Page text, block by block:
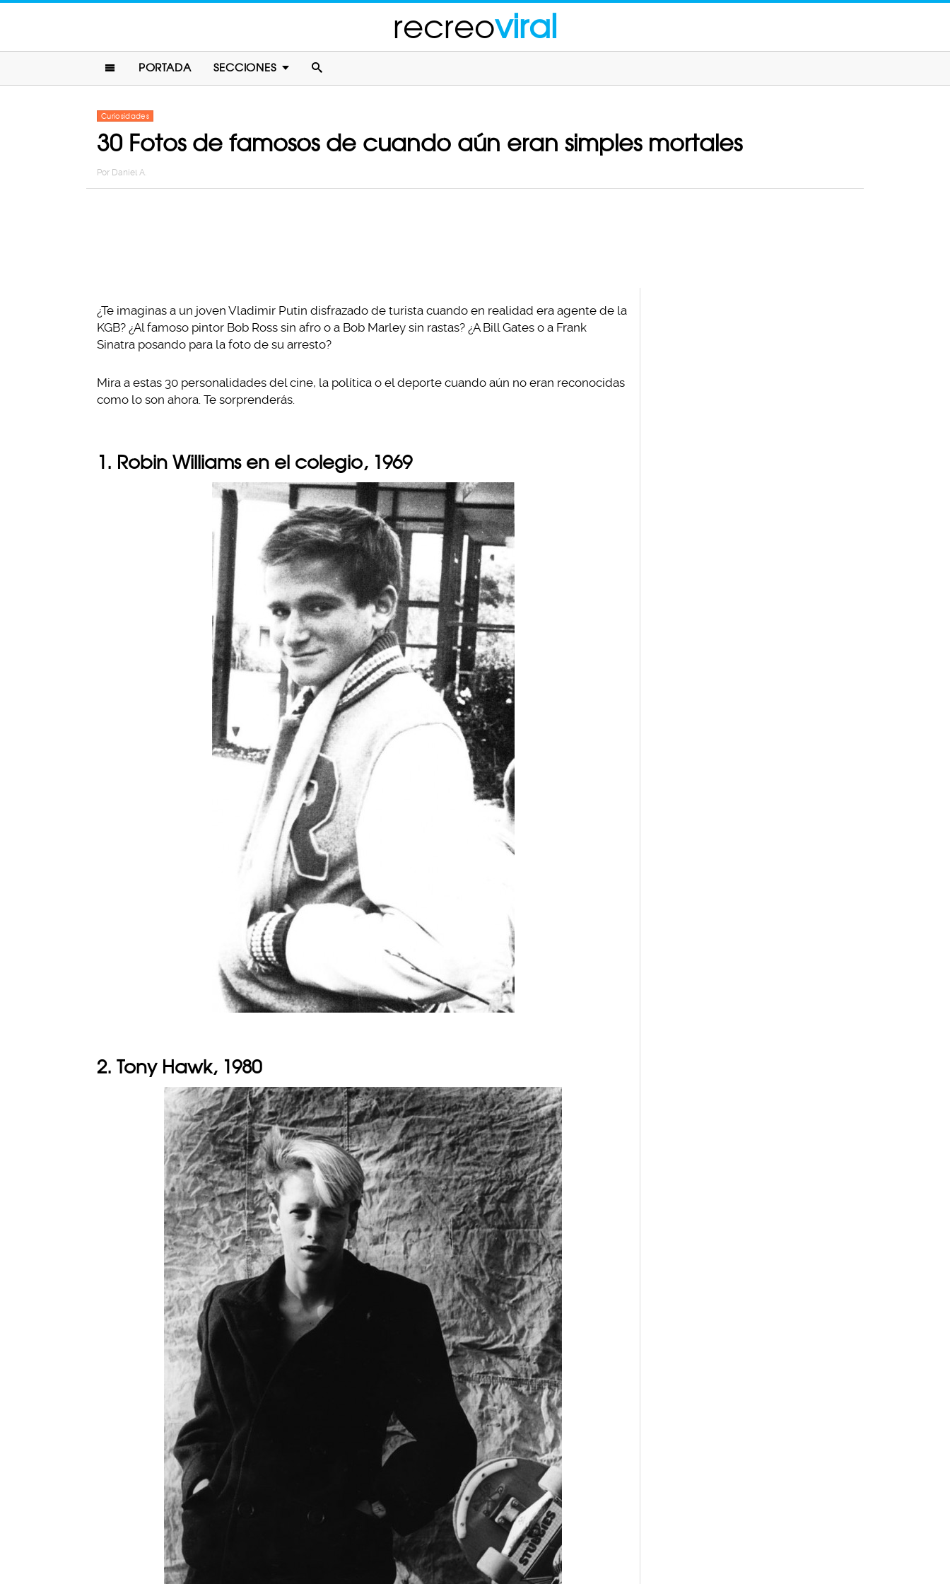
recreoviral
PORTADA SECCIONES
Curiosidades
30 Fotos de famosos de cuando aún eran simples mortales
Por Daniel A.
¿Te imaginas a un joven Vladimir Putin disfrazado de turista cuando en realidad era agente de la
KGB? ¿Al famoso pintor Bob Ross sin afro o a Bob Marley sin rastas? ¿A Bill Gates o a Frank
Sinatra posando para la foto de su arresto?
Mira a estas 30 personalidades del cine, la política o el deporte cuando aún no eran reconocidas
como lo son ahora. Te sorprenderás.
1. Robin Williams en el colegio, 1969
2. Tony Hawk, 1980